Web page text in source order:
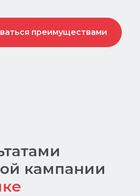
преимуществами
кампании